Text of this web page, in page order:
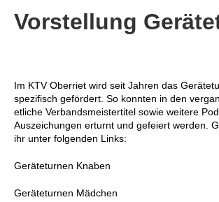
Vorstellung
Im KTV Oberriet wird seit Jahren das
spezifisch gefördert. So konnten in den
etliche Verbandsmeistertitel sowie weitere
Auszeichungen erturnt und gefeiert werden.
ihr unter folgenden Links:
Geräteturnen Knaben
Geräteturnen Mädchen